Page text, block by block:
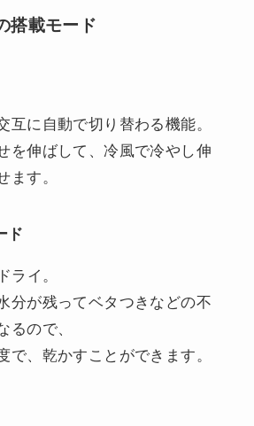
搭載モード
互に自動で切り替わる機能。
を伸ばして、冷風で冷やし伸
ます。
ド
ライ。
分が残ってベタつきなどの不
るので、
で、乾かすことができます。